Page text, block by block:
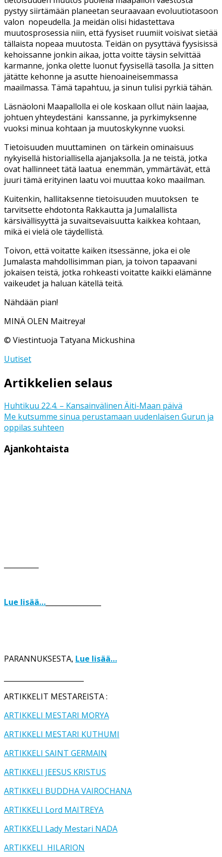
pystyy siirtämään planeetan seuraavaan evoluutiotasoon
valon nopeudella. Ja meidän olisi hidastettava
muutosprosessia niin, että fyysiset ruumiit voisivat sietää
tällaista nopeaa muutosta. Teidän on pysyttävä fyysisissä
kehoissanne jonkin aikaa, jotta voitte täysin selvittää
karmanne, jonka olette luonut fyysisellä tasolla. Ja sitten
jätätte kehonne ja asutte hienoaineisemmassa
maailmassa. Tämä tapahtuu, ja sinun tulisi pyrkiä tähän.
Läsnäoloni Maapallolla ei ole koskaan ollut näin laajaa,
johtuen yhteydestäni kanssanne, ja pyrkimyksenne
vuoksi minua kohtaan ja muutoskykynne vuoksi.
Tietoisuuden muuttaminen on tärkein ominaisuus
nykyisellä historiallisella ajanjaksolla. Ja ne teistä, jotka
ovat hallinneet tätä laatua enemmän, ymmärtävät, että
juuri tämä erityinen laatu voi muuttaa koko maailman.
Kuitenkin, hallitaksenne tietoisuuden muutoksen te
tarvitsette ehdotonta Rakkautta ja Jumalallista
kärsivällisyyttä ja suvaitsevaisuutta kaikkea kohtaan,
mikä ei vielä ole täydellistä.
Toivon, että voitatte kaiken itsessänne, joka ei ole
Jumalasta mahdollisimman pian, ja toivon tapaavani
jokaisen teistä, jotka rohkeasti voitatte kaikki elämänne
vaikeudet ja haluan kätellä teitä.
Nähdään pian!
MINÄ OLEN Maitreya!
© Viestintuoja Tatyana Mickushina
Uutiset
Artikkelien selaus
Huhtikuu 22.4. – Kansainvälinen Äiti-Maan päivä
Me kutsumme sinua perustamaan uudenlaisen Gurun ja
oppilas suhteen
Ajankohtaista
Lue lisää…
PARANNUKSESTA, Lue lisää…
ARTIKKELIT MESTAREISTA :
ARTIKKELI MESTARI MORYA
ARTIKKELI MESTARI KUTHUMI
ARTIKKELI SAINT GERMAIN
ARTIKKELI JEESUS KRISTUS
ARTIKKELI BUDDHA VAIROCHANA
ARTIKKELI Lord MAITREYA
ARTIKKELI Lady Mestari NADA
ARTIKKELI HILARION